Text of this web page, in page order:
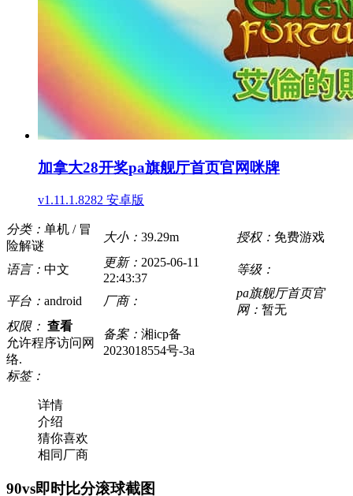
加拿大28开奖pa旗舰厅首页官网咪牌
v1.11.1.8282 安卓版
分类： 单机 / 冒
险解谜
大小： 39.29m 授权： 免费游戏
语言： 中文
更新： 2025-06-11
22:43:37
等级：
平台： android 厂商：
pa旗舰厅首页官
网： 暂无
权限： 查看
允许程序访问网
络.
备案： 湘icp备
2023018554号-3a
标签：
详情
介绍
猜你喜欢
相同厂商
90vs即时比分滚球截图